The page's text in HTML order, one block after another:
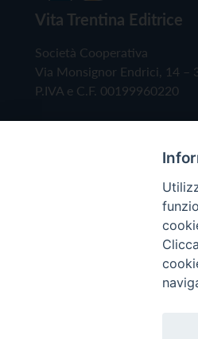
Vita Trentina Editrice
Società Cooperativa
Via Monsignor Endrici, 14 –
P.IVA e C.F. 00199960220
Copyright © 2019 -